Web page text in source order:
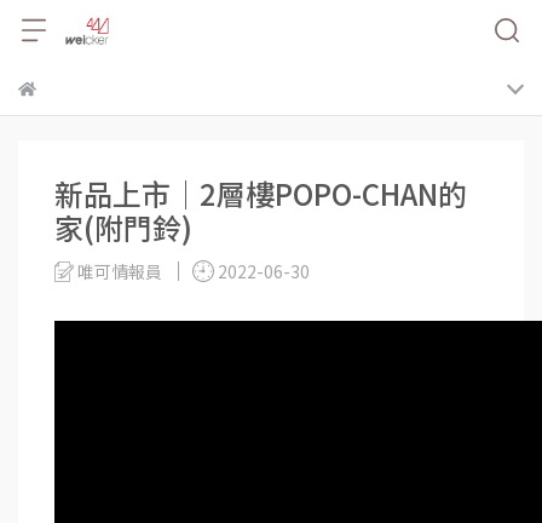
新品上市│2層樓POPO-CHAN的
家(附門鈴)
唯可情報員 2022-06-30